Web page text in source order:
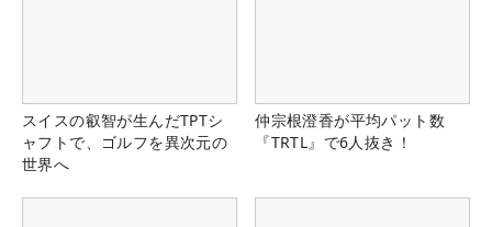
スイスの叡智が生んだTPTシ
ャフトで、ゴルフを異次元の
世界へ
仲宗根澄香が平均パット数
『TRTL』で6人抜き！